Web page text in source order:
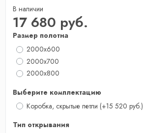
В наличии
17 680 руб.
Размер полотна
2000x600
2000x700
2000х800
Выберите комплектацию
Коробка, скрытые петли (+15 520 руб.)
Тип открывания